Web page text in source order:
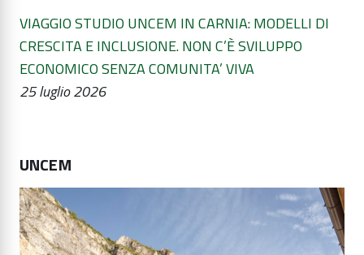
VIAGGIO STUDIO UNCEM IN CARNIA: MODELLI DI
CRESCITA E INCLUSIONE. NON C’È SVILUPPO
ECONOMICO SENZA COMUNITA’ VIVA
25 luglio 2026
UNCEM